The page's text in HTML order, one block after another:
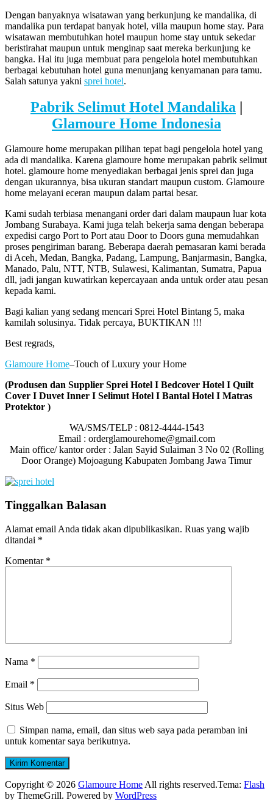
Dengan banyaknya wisatawan yang berkunjung ke mandalika, di
mandalika pun terdapat banyak hotel, villa maupun home stay. Para
wisatawan membutuhkan hotel maupun home stay untuk sekedar
beristirahat maupun untuk menginap saat mereka berkunjung ke
bangka. Hal itu juga membuat para pengelola hotel membutuhkan
berbagai kebutuhan hotel guna menunjang kenyamanan para tamu.
Salah satunya yakni sprei hotel.
Pabrik Selimut Hotel Mandalika |
Glamoure Home Indonesia
Glamoure home merupakan pilihan tepat bagi pengelola hotel yang
ada di mandalika. Karena glamoure home merupakan pabrik selimut
hotel. glamoure home menyediakan berbagai jenis sprei dan juga
dengan ukurannya, bisa ukuran standart maupun custom. Glamoure
home melayani eceran maupun dalam partai besar.
Kami sudah terbiasa menangani order dari dalam maupaun luar kota
Jombang Surabaya. Kami juga telah bekerja sama dengan beberapa
expedisi cargo Port to Port atau Door to Doors guna memudahkan
proses pengiriman barang. Beberapa daerah pemasaran kami berada
di Aceh, Medan, Bangka, Padang, Lampung, Banjarmasin, Bangka,
Manado, Palu, NTT, NTB, Sulawesi, Kalimantan, Sumatra, Papua
dll, jadi jangan kuwatirkan kepercayaan anda untuk order atau pesan
kepada kami.
Bagi kalian yang sedang mencari Sprei Hotel Bintang 5, maka
kamilah solusinya. Tidak percaya, BUKTIKAN !!!
Best regrads,
Glamoure Home–Touch of Luxury your Home
(Produsen dan Supplier Sprei Hotel I Bedcover Hotel I Quilt
Cover I Duvet Inner I Selimut Hotel I Bantal Hotel I Matras
Protektor )
WA/SMS/TELP : 0812-4444-1543
Email : orderglamourehome@gmail.com
Main office/ kantor order : Jalan Sayid Sulaiman 3 No 02 (Rolling
Door Orange) Mojoagung Kabupaten Jombang Jawa Timur
Tinggalkan Balasan
Alamat email Anda tidak akan dipublikasikan. Ruas yang wajib
ditandai *
Komentar *
Nama *
Email *
Situs Web
Simpan nama, email, dan situs web saya pada peramban ini
untuk komentar saya berikutnya.
Copyright © 2026 Glamoure Home All rights reserved.Tema: Flash
by ThemeGrill. Powered by WordPress